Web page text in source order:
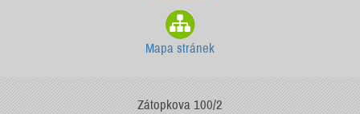
Mapa stránek
Zátopkova 100/2